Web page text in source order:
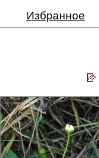
Избранное